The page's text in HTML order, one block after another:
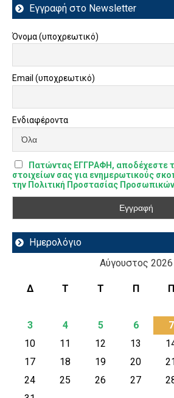
Εγγραφή στο Newsletter
Όνομα (υποχρεωτικό)
Email (υποχρεωτικό)
Ενδιαφέροντα
Πατώντας ΕΓΓΡΑΦΗ, αποδέχεστε
στοιχείων σας για ενημερωτικούς
την Πολιτική Προστασίας
Ημερολόγιο
Αύγουστος 2026
Δ Τ Τ Π Π
3
4 5 6 7
10
11 12 13
17
18 19 20
24
25 26 27